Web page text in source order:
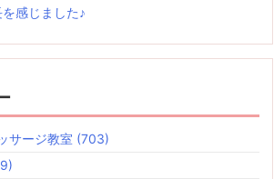
感じました♪
サージ教室 (703)